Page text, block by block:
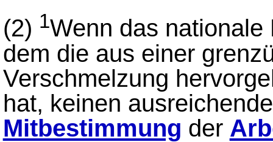
(2) 1Wenn das
dem die aus einer
Verschmelzung
hat, keinen
Mitbestimmung der